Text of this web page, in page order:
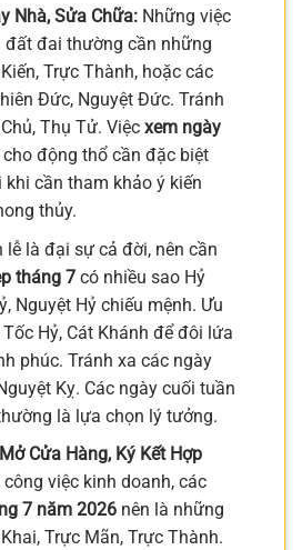
Nhà, Sửa Chữa:Những việc
đất đai thường cần những
Trực Thành, hoặc các
Đức, Nguyệt Đức. Tránh
Thụ Tử. Việc xem ngày
động thổ cần đặc biệt
khi cần tham khảo ý kiến
thủy.
lễ là đại sự cả đời, nên cần
tháng 7có nhiều sao Hỷ
Nguyệt Hỷ chiếu mệnh. Ưu
Hỷ, Cát Khánh để đôi lứa
phúc. Tránh xa các ngày
Kỵ. Các ngày cuối tuần
là lựa chọn lý tưởng.
Cửa Hàng, Ký Kết Hợp
việc kinh doanh, các
7 năm 2026nên là những
Trực Mãn, Trực Thành.